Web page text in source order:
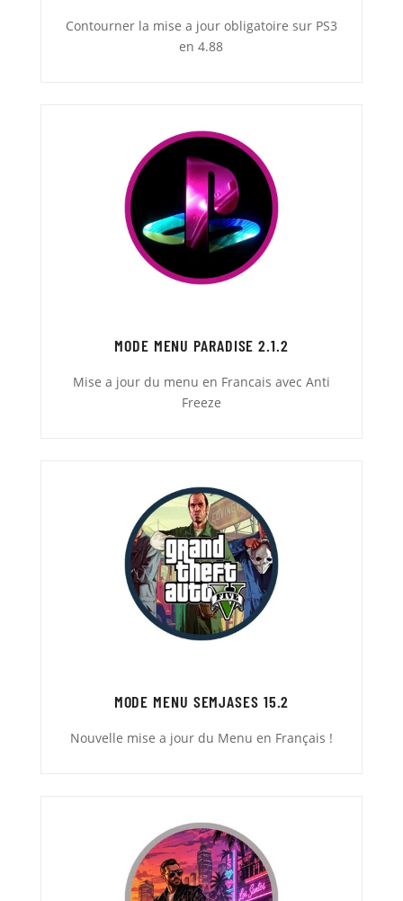
Contourner la mise a jour obligatoire sur PS3
en 4.88
MODE MENU PARADISE 2.1.2
Mise a jour du menu en Francais avec Anti
Freeze
MODE MENU SEMJASES 15.2
Nouvelle mise a jour du Menu en Français !